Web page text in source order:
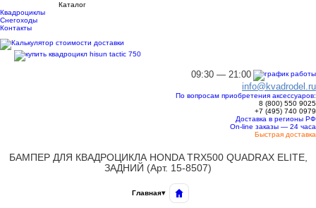
Каталог
Квадроциклы
Снегоходы
Контакты
09:30 — 21:00
info@kvadrodel.ru
По вопросам приобретения аксессуаров:
8 (800) 550 9025
+7 (495) 740 0979
Доставка в регионы РФ
On-line заказы — 24 часа
Быстрая доставка
БАМПЕР ДЛЯ КВАДРОЦИКЛА HONDA TRX500 QUADRAX ELITE,
ЗАДНИЙ (Арт. 15-8507)
Главная▾